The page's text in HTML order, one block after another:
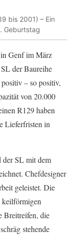
bis 2001) – Ein
Geburtstag
Genf im März
der Baureihe
– so positiv,
von 20.000
R129 haben
Lieferfristen in
der SL mit dem
Chefdesigner
geleistet. Die
keilförmigen
Breitreifen, die
stehende